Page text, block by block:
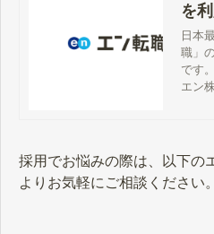
を
声
日本
職」
です
募集
エン
採用でお悩みの際は、以下の
よりお気軽にご相談ください。